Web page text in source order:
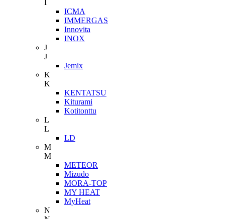
I
ICMA
IMMERGAS
Innovita
INOX
J
J
Jemix
K
K
KENTATSU
Kiturami
Kotitonttu
L
L
LD
M
M
METEOR
Mizudo
MORA-TOP
MY HEAT
MyHeat
N